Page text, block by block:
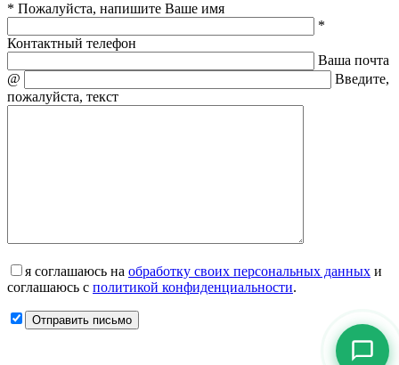
* Пожалуйста, напишите Ваше имя
*
Контактный телефон
Ваша почта
@
Введите,
пожалуйста, текст
я соглашаюсь на обработку своих персональных данных и
соглашаюсь с политикой конфиденциальности.